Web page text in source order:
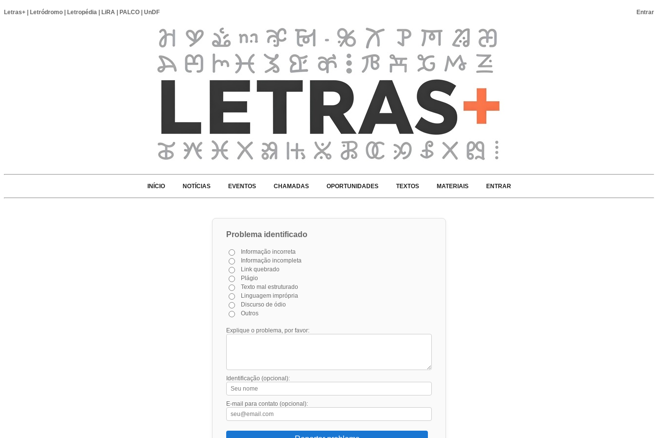
Letras+ Letródromo Letropédia LiRA PALCO UnDF Entrar
INÍCIO NOTÍCIAS EVENTOS CHAMADAS OPORTUNIDADES TEXTOS MATERIAIS ENTRAR
Problema identificado
Informação incorreta
Informação incompleta
Link quebrado
Plágio
Texto mal estruturado
Linguagem imprópria
Discurso de ódio
Outros
Explique o problema, por favor:
Identificação (opcional):
E-mail para contato (opcional):